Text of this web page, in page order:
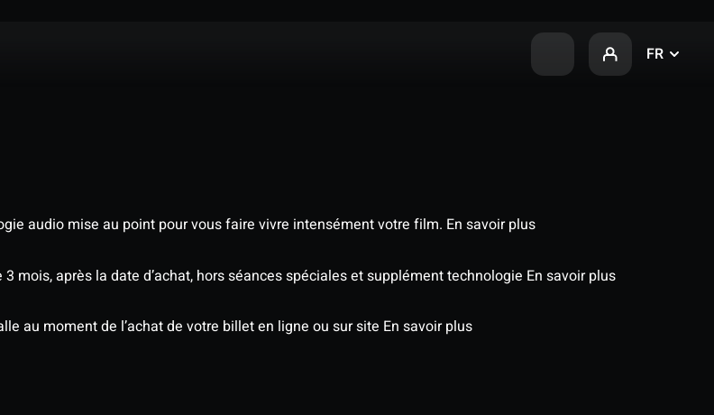
FR
audio mise au point pour vous faire vivre intensément votre film. En savoir plus
mois, après la date d’achat, hors séances spéciales et supplément technologie En savoir plus
au moment de l’achat de votre billet en ligne ou sur site En savoir plus